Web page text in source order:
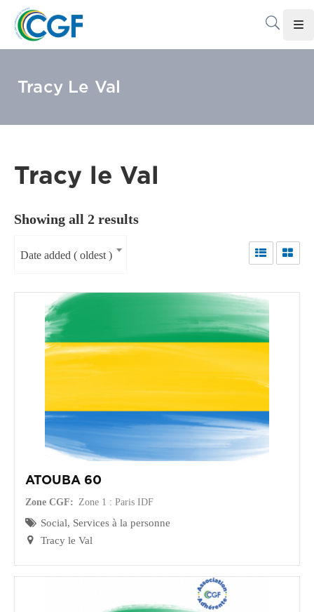
Le
Gabon
Presse
Actualités
Assurance
Décès
Voyage
Tracy Le Val
Tracy le Val
Showing all 2 results
Date added ( oldest )
ATOUBA 60
Zone CGF Zone 1 : Paris IDF
Social, Services à la personne
Tracy le Val